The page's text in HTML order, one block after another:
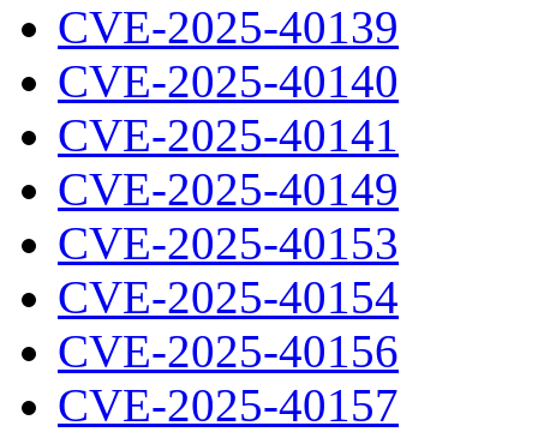
CVE-2025-40139
CVE-2025-40140
CVE-2025-40141
CVE-2025-40149
CVE-2025-40153
CVE-2025-40154
CVE-2025-40156
CVE-2025-40157